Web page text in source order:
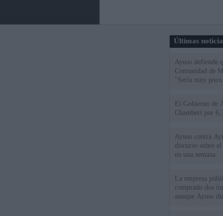
Últimas
Ayuso defiende
Comunidad de
"Sería muy
El Gobierno de
Chamberí por
Ayuso contra
discurso sobre
en una semana
La empresa
comprado dos
aunque Ayuso